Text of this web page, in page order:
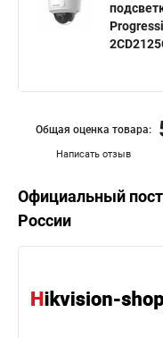
Написать отзыв
Общая оценка товара:
Официальный
России